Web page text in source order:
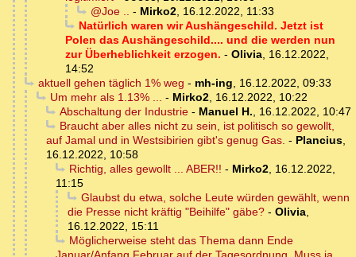
@Joe .. - Mirko2, 16.12.2022, 11:33
Natürlich waren wir Aushängeschild. Jetzt ist
Polen das Aushängeschild.... und die werden nun
zur Überheblichkeit erzogen. - Olivia, 16.12.2022,
14:52
aktuell gehen täglich 1% weg - mh-ing, 16.12.2022, 09:33
Um mehr als 1.13% ... - Mirko2, 16.12.2022, 10:22
Abschaltung der Industrie- Manuel H., 16.12.2022, 10:47
Braucht aber alles nicht zu sein, ist politisch so gewollt,
auf Jamal und in Westsibirien gibt's genug Gas. - Plancius,
16.12.2022, 10:58
Richtig, alles gewollt ... ABER!! - Mirko2, 16.12.2022,
11:15
Glaubst du etwa, solche Leute würden gewählt, wenn
die Presse nicht kräftig "Beihilfe" gäbe? - Olivia,
16.12.2022, 15:11
Möglicherweise steht das Thema dann Ende